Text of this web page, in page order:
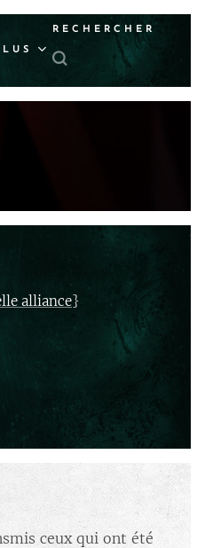
RECHERCHER
alliance}
ceux qui ont été